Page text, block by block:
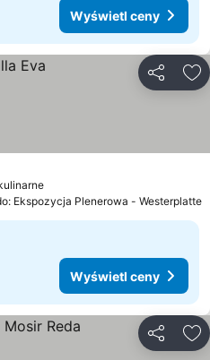
Wyświetl ceny
Wyświetl ceny
Ekspozycja Plenerowa - Westerplatte
Wyświetl ceny